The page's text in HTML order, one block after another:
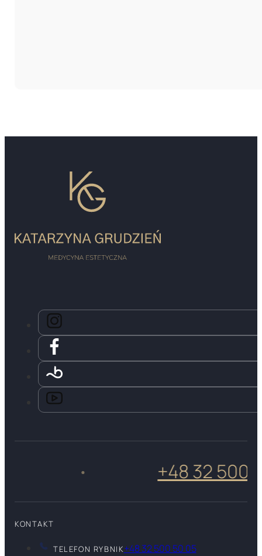
+48 32 500 50
KONTAKT
TELEFON RYBNIK+48 32 500 50 05